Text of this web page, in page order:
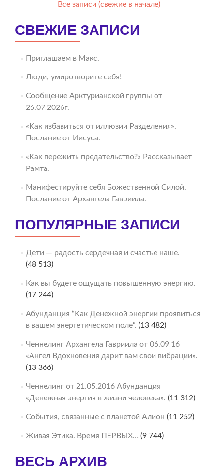
Все записи (свежие в начале)
СВЕЖИЕ ЗАПИСИ
Приглашаем в Макс.
Люди, умиротворите себя!
Сообщение Арктурианской группы от
26.07.2026г.
«Как избавиться от иллюзии Разделения».
Послание от Иисуса.
«Как пережить предательство?» Рассказывает
Рамта.
Манифестируйте себя Божественной Силой.
Послание от Архангела Гавриила.
ПОПУЛЯРНЫЕ ЗАПИСИ
Дети — радость сердечная и счастье наше.
(48 513)
Как вы будете ощущать повышенную энергию.
(17 244)
Абунданция “Как Денежной энергии проявиться
в вашем энергетическом поле“. (13 482)
Ченнелинг Архангела Гавриила от 06.09.16
«Ангел Вдохновения дарит вам свои вибрации».
(13 366)
Ченнелинг от 21.05.2016 Абунданция
«Денежная энергия в жизни человека». (11 312)
События, связанные с планетой Алион (11 252)
Живая Этика. Время ПЕРВЫХ… (9 744)
ВЕСЬ АРХИВ